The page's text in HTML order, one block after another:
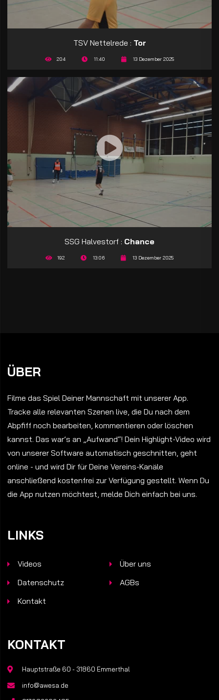
TSV Nettelrede : Tor
204 11:40 13 Dezember 2025
SSG Halvestorf : Chance
192 13:06 13 Dezember 2025
ÜBER
Filme das Spiel Deiner Mannschaft mit unserer App.
Tracke alle relevanten Szenen live, die Du nach dem
Abpfiff noch bearbeiten, kommentieren oder löschen
kannst. Das war’s an „Aufwand“! Dein Highlight-Video wird
von unserer Software automatisch geschnitten, geht
online - und wird Dir für Deine Vereins-Kanäle
anschließend kostenfrei zur Verfügung gestellt. Wenn Du
die App nutzen möchtest, melde Dich einfach bei uns.
LINKS
Videos
Über uns
Datenschutz
AGBs
Kontakt
KONTAKT
Hauptstraße 60 - 31860 Emmerthal
info@awesa.de